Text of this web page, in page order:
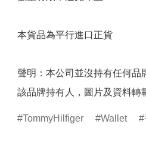
本貨品為平行進口正貨
聲明：本公司並沒持有任何品
該品牌持有人，圖片及資料轉
TommyHilfiger Wallet